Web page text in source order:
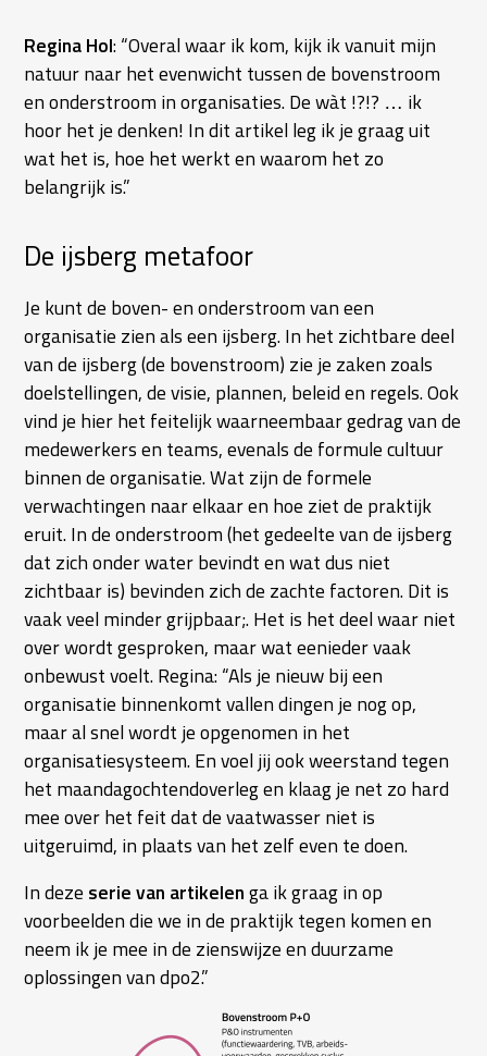
Regina Hol: “Overal waar ik kom, kijk ik vanuit mijn
natuur naar het evenwicht tussen de bovenstroom
en onderstroom in organisaties. De wàt !?!? … ik
hoor het je denken! In dit artikel leg ik je graag uit
wat het is, hoe het werkt en waarom het zo
belangrijk is.”
De ijsberg metafoor
Je kunt de boven- en onderstroom van een
organisatie zien als een ijsberg. In het zichtbare deel
van de ijsberg (de bovenstroom) zie je zaken zoals
doelstellingen, de visie, plannen, beleid en regels. Ook
vind je hier het feitelijk waarneembaar gedrag van de
medewerkers en teams, evenals de formule cultuur
binnen de organisatie. Wat zijn de formele
verwachtingen naar elkaar en hoe ziet de praktijk
eruit. In de onderstroom (het gedeelte van de ijsberg
dat zich onder water bevindt en wat dus niet
zichtbaar is) bevinden zich de zachte factoren. Dit is
vaak veel minder grijpbaar;. Het is het deel waar niet
over wordt gesproken, maar wat eenieder vaak
onbewust voelt. Regina: “Als je nieuw bij een
organisatie binnenkomt vallen dingen je nog op,
maar al snel wordt je opgenomen in het
organisatiesysteem. En voel jij ook weerstand tegen
het maandagochtendoverleg en klaag je net zo hard
mee over het feit dat de vaatwasser niet is
uitgeruimd, in plaats van het zelf even te doen.
In deze serie van artikelenga ik graag in op
voorbeelden die we in de praktijk tegen komen en
neem ik je mee in de zienswijze en duurzame
oplossingen van dpo2.”